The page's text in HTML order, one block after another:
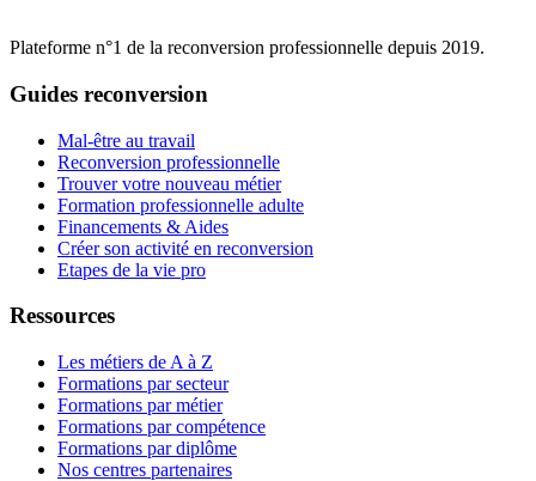
Plateforme n°1 de la reconversion professionnelle depuis 2019.
Guides reconversion
Mal-être au travail
Reconversion professionnelle
Trouver votre nouveau métier
Formation professionnelle adulte
Financements & Aides
Créer son activité en reconversion
Etapes de la vie pro
Ressources
Les métiers de A à Z
Formations par secteur
Formations par métier
Formations par compétence
Formations par diplôme
Nos centres partenaires